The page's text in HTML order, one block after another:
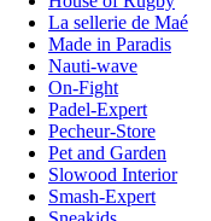
La sellerie de Maé
Made in Paradis
Nauti-wave
On-Fight
Padel-Expert
Pecheur-Store
Pet and Garden
Slowood Interior
Smash-Expert